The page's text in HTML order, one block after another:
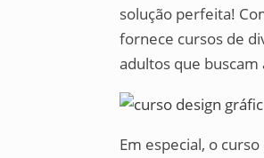
solução perfeita!
fornece cursos de
adultos que
Em especial, o